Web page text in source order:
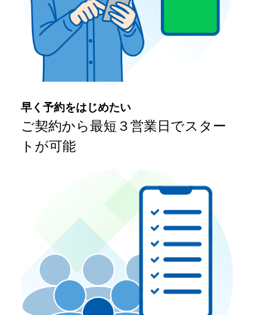
早く予約をはじめたい
ご契約から最短３営業日でスター
トが可能